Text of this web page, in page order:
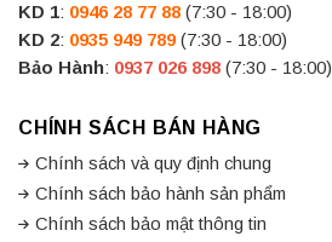
KD 1: 0946 28 77 88 (7:30 - 18:00)
KD 2: 0935 949 789 (7:30 - 18:00)
Bảo Hành: 0937 026 898 (7:30 - 18:00)
CHÍNH SÁCH BÁN HÀNG
Chính sách và quy định chung
Chính sách bảo hành sản phẩm
Chính sách bảo mật thông tin